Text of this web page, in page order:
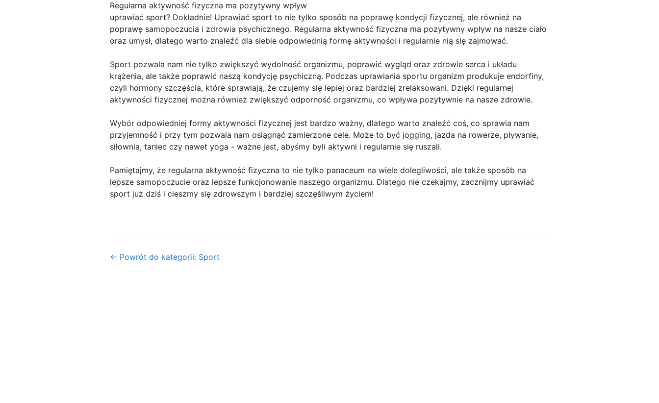
Regularna aktywność fizyczna ma pozytywny wpływ
uprawiać sport? Dokładnie! Uprawiać sport to nie tylko sposób na poprawę kondycji fizycznej, ale również na
poprawę samopoczucia i zdrowia psychicznego. Regularna aktywność fizyczna ma pozytywny wpływ na nasze ciało
oraz umysł, dlatego warto znaleźć dla siebie odpowiednią formę aktywności i regularnie nią się zajmować.
Sport pozwala nam nie tylko zwiększyć wydolność organizmu, poprawić wygląd oraz zdrowie serca i układu
krążenia, ale także poprawić naszą kondycję psychiczną. Podczas uprawiania sportu organizm produkuje endorfiny,
czyli hormony szczęścia, które sprawiają, że czujemy się lepiej oraz bardziej zrelaksowani. Dzięki regularnej
aktywności fizycznej można również zwiększyć odporność organizmu, co wpływa pozytywnie na nasze zdrowie.
Wybór odpowiedniej formy aktywności fizycznej jest bardzo ważny, dlatego warto znaleźć coś, co sprawia nam
przyjemność i przy tym pozwala nam osiągnąć zamierzone cele. Może to być jogging, jazda na rowerze, pływanie,
siłownia, taniec czy nawet yoga - ważne jest, abyśmy byli aktywni i regularnie się ruszali.
Pamiętajmy, że regularna aktywność fizyczna to nie tylko panaceum na wiele dolegliwości, ale także sposób na
lepsze samopoczucie oraz lepsze funkcjonowanie naszego organizmu. Dlatego nie czekajmy, zacznijmy uprawiać
sport już dziś i cieszmy się zdrowszym i bardziej szczęśliwym życiem!
← Powrót do kategorii: Sport